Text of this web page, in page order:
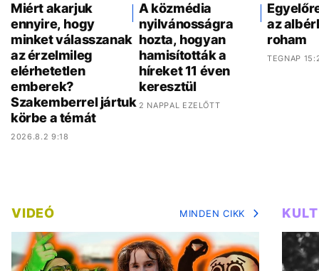
Miért akarjuk
ennyire, hogy
minket válasszanak
az érzelmileg
elérhetetlen
emberek?
Szakemberrel jártuk
körbe a témát
2026.8.2 9:18
A közmédia
nyilvánosságra
hozta, hogyan
hamisították a
híreket 11 éven
keresztül
2 NAPPAL EZELŐTT
az
roham
TEGNAP
VIDEÓ MINDEN CIKK